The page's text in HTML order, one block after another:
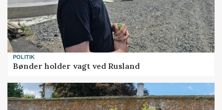
POLITIK
Bønder holder vagt ved Rusland